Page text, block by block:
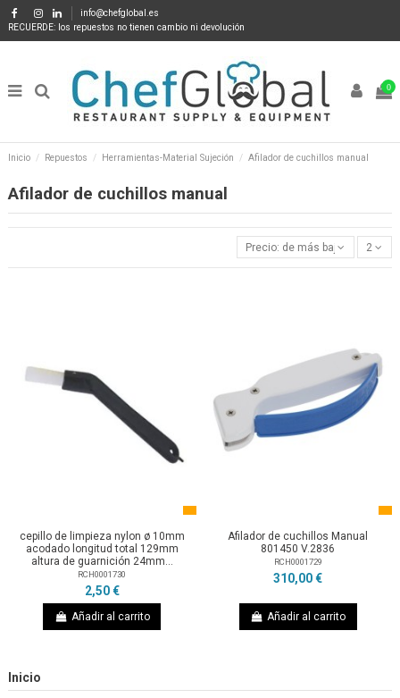
info@chefglobal.es
RECUERDE: los repuestos no tienen cambio ni devolución
0
Inicio Repuestos Herramientas-Material Sujeción Afilador de cuchillos manual
Afilador de cuchillos manual
Precio: de más bajo a más alto
2
cepillo de limpieza nylon ø 10mm
acodado longitud total 129mm
altura de guarnición 24mm...
RCH0001730
2,50 €
Añadir al carrito
Afilador de cuchillos Manual
801450 V.2836
RCH0001729
310,00 €
Añadir al carrito
Inicio